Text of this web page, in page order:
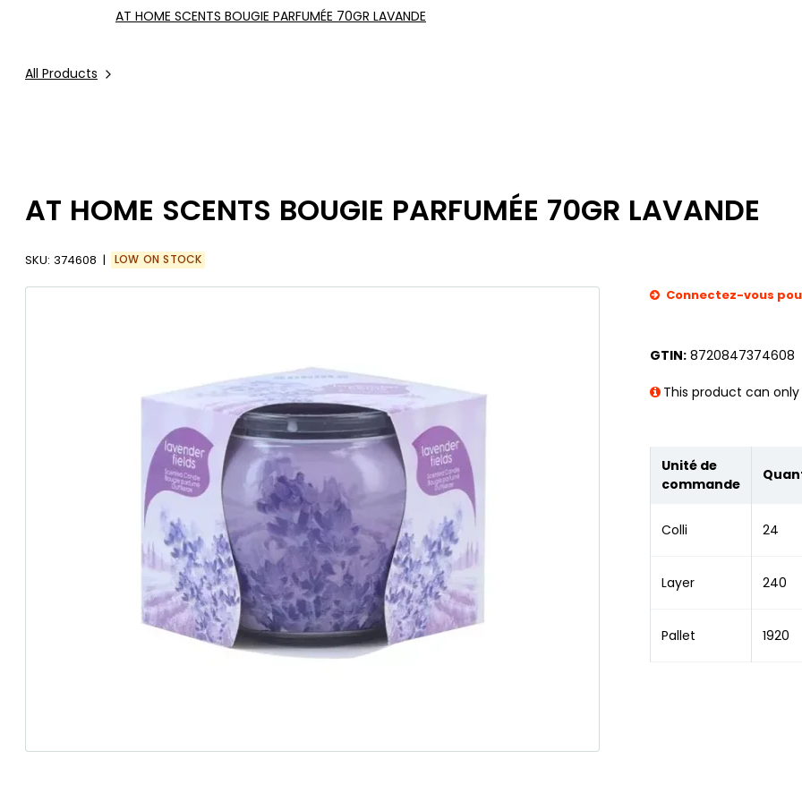
All Products
AT HOME SCENTS BOUGIE PARFUMÉE 70GR LAVANDE
AT HOME SCENTS BOUGIE PARFUMÉE 70GR LAVANDE
SKU: 374608 LOW ON STOCK
Connectez-vous
GTIN: 8720847374608
This product can
Unité de
commande
Colli 24
Layer 240
Pallet 1920